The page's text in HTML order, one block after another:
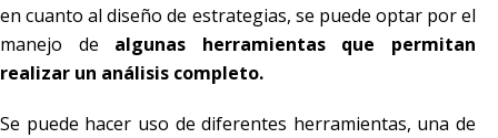
en cuanto al diseño de estrategias, se puede optar por el
manejo de algunas herramientas que permitan
realizar un análisis completo.
Se puede hacer uso de diferentes herramientas, una de